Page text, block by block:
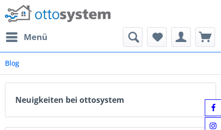
Menü
Blog
Neuigkeiten bei ottosystem